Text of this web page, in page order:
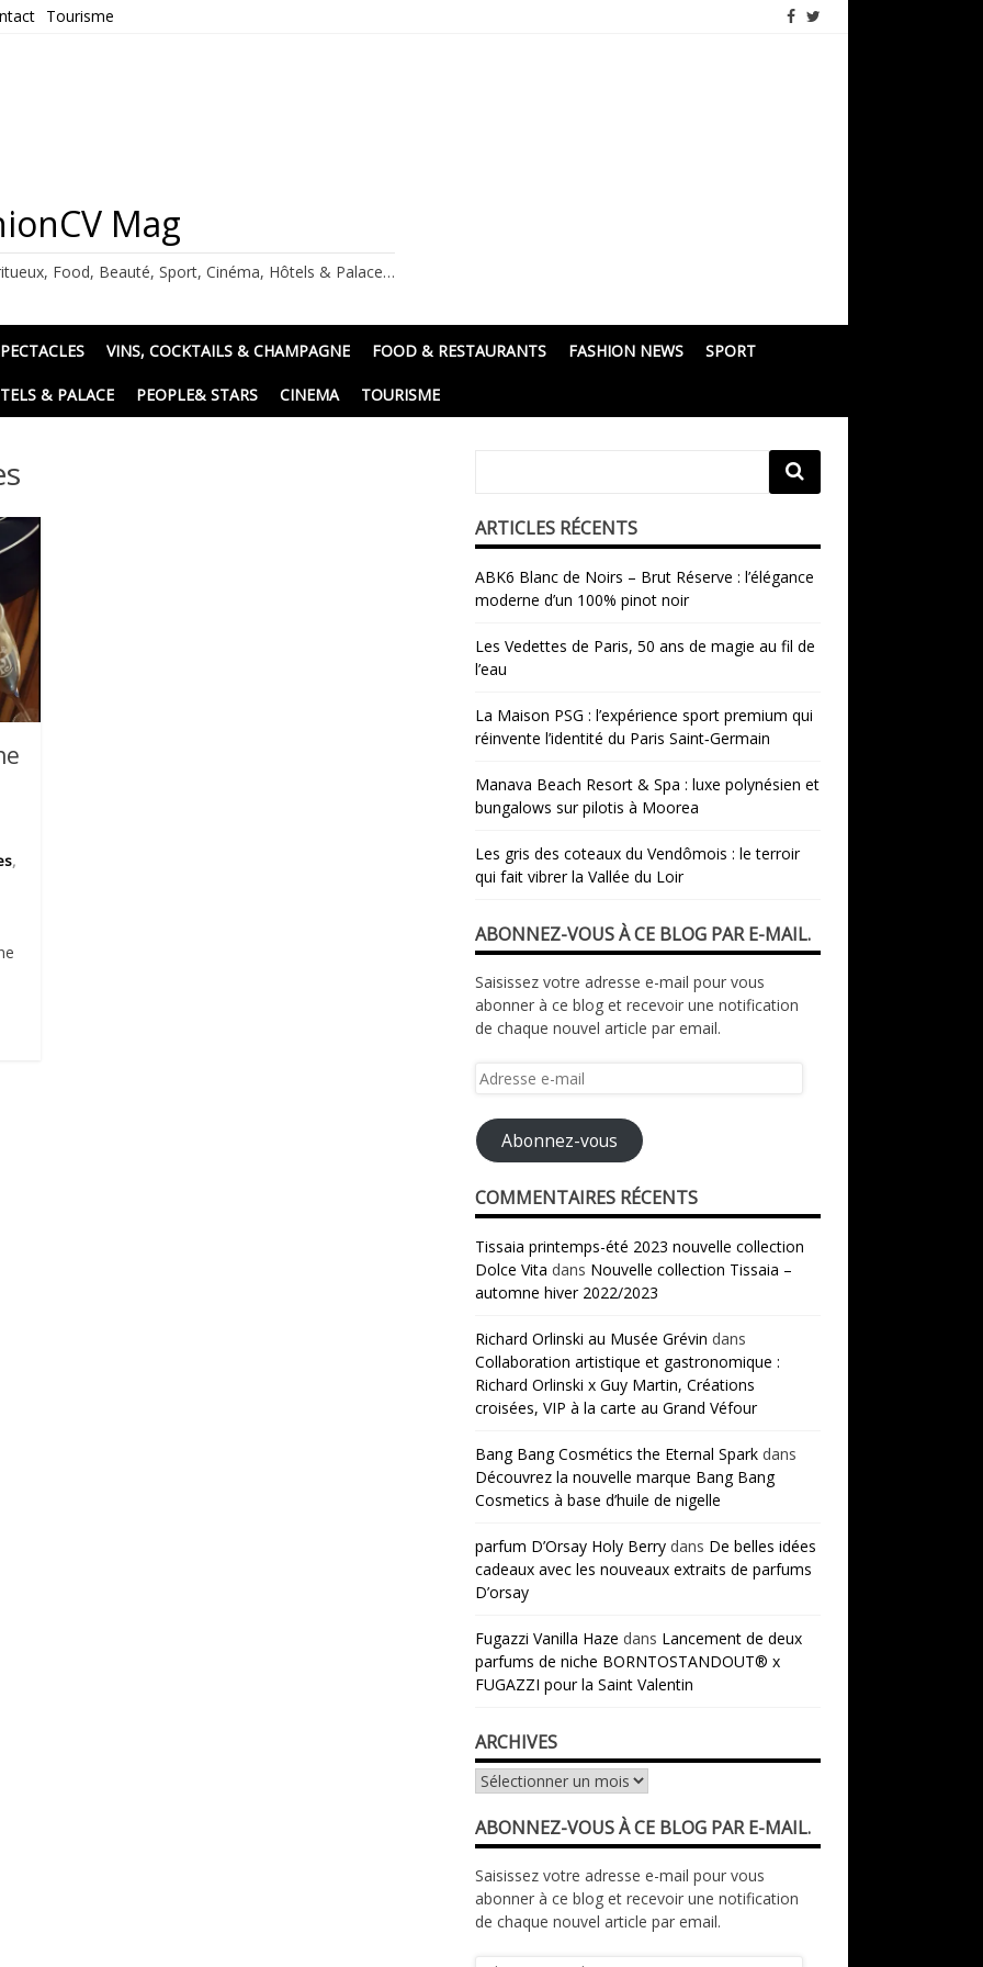
Tourisme
Mag
Food, Beauté, Sport, Cinéma, Hôtels & Palace…
VINS, COCKTAILS & CHAMPAGNE FOOD & RESTAURANTS FASHION NEWS SPORT
& PALACE PEOPLE& STARS CINEMA TOURISME
,
ARTICLES RÉCENTS
ABK6 Blanc de Noirs – Brut Réserve : l’élégance
moderne d’un 100% pinot noir
Les Vedettes de Paris, 50 ans de magie au fil de
l’eau
La Maison PSG : l’expérience sport premium qui
réinvente l’identité du Paris Saint‑Germain
Manava Beach Resort & Spa : luxe polynésien et
bungalows sur pilotis à Moorea
Les gris des coteaux du Vendômois : le terroir
qui fait vibrer la Vallée du Loir
ABONNEZ-VOUS À CE BLOG PAR E-MAIL.
Saisissez votre adresse e-mail pour vous
abonner à ce blog et recevoir une notification
de chaque nouvel article par email.
Adresse
mail
Abonnez-vous
COMMENTAIRES RÉCENTS
Tissaia printemps-été 2023 nouvelle collection
Dolce Vita dans Nouvelle collection Tissaia –
automne hiver 2022/2023
Richard Orlinski au Musée Grévin dans
Collaboration artistique et gastronomique :
Richard Orlinski x Guy Martin, Créations
croisées, VIP à la carte au Grand Véfour
Bang Bang Cosmétics the Eternal Spark dans
Découvrez la nouvelle marque Bang Bang
Cosmetics à base d’huile de nigelle
parfum D’Orsay Holy Berry dans De belles idées
cadeaux avec les nouveaux extraits de parfums
D’orsay
Fugazzi Vanilla Haze dans Lancement de deux
parfums de niche BORNTOSTANDOUT® x
FUGAZZI pour la Saint Valentin
ARCHIVES
Archives
ABONNEZ-VOUS À CE BLOG PAR E-MAIL.
Saisissez votre adresse e-mail pour vous
abonner à ce blog et recevoir une notification
de chaque nouvel article par email.